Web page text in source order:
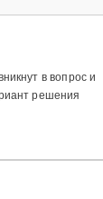
в вопрос и
решения